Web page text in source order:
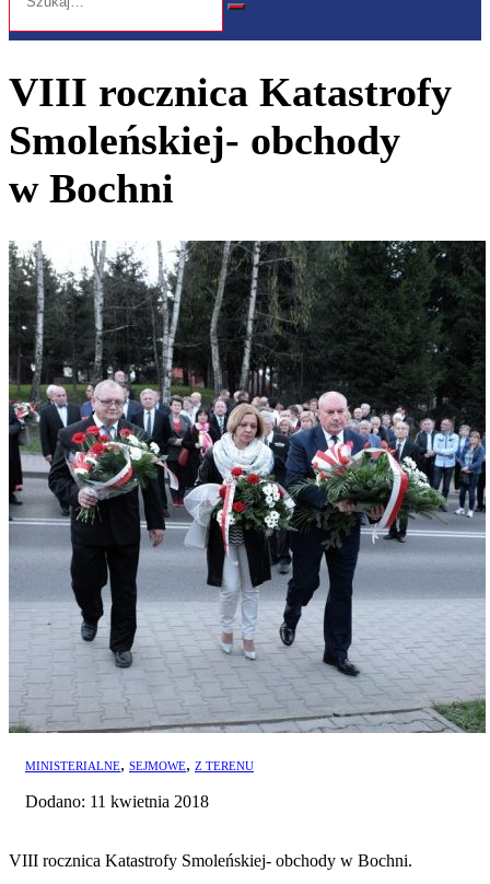
VIII rocznica Katastrofy
Smoleńskiej- obchody
w Bochni
MINISTERIALNE, SEJMOWE, Z TERENU
Dodano: 11 kwietnia 2018
VIII rocznica Katastrofy Smoleńskiej- obchody w Bochni.